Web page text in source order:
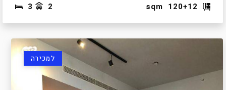
sqm 120+12
3 2
למכירה